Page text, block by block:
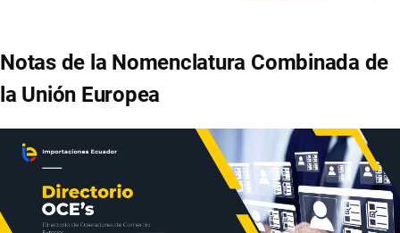
Notas de la Nomenclatura Combinada de
la Unión Europea